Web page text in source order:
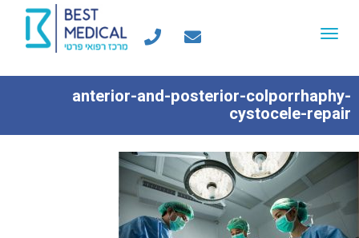
Toggle
anterior-and-posterior-colporrhaphy-
cystocele-repair